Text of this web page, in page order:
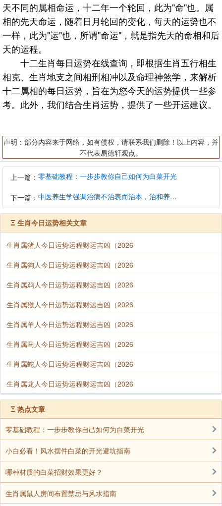
天不同的属相命运，十二年一个轮回，此为"命"也。属
相的先天命运，随着日月轮回的变化，每天的运势也不
一样，此为"运"也，所谓"命运"，就是指先天的命相和后
天的运程。
十二生肖每日运势在线查询，即根据生肖五行相生
相克、生肖地支之间相刑相冲以及命理神煞学，来解析
十二属相的每日运势，旨在为您今天的运势提供一些参
考。此外，我们结合生肖运势，提供了一些开运建议。
声明：部分内容来于网络，如有侵权，请联系我们删除！以上内容，并
不代表易德轩观点。
上一篇： 零基础教程：一步步教你自己如何为白菜开光
下一篇： 中医养生学强调治病不治表而治本，治和养兼顾是有必要的
Ξ 生肖今日运势相关文章
生肖属猪人今日运势运程财运吉凶（2026
生肖属狗人今日运势运程财运吉凶（2026
生肖属鸡人今日运势运程财运吉凶（2026
生肖属猴人今日运势运程财运吉凶（2026
生肖属羊人今日运势运程财运吉凶（2026
生肖属马人今日运势运程财运吉凶（2026
生肖属蛇人今日运势运程财运吉凶（2026
生肖属龙人今日运势运程财运吉凶（2026
Ξ 热点文章
零基础教程：一步步教你自己如何为白菜开光
小白必看！风水摆件白菜的开光避坑指南
哪种材质的白菜招财效果更好？
生肖属鼠人房间布置禁忌与风水指南